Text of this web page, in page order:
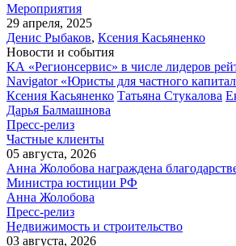
Мероприятия
29 апреля, 2025
Денис Рыбаков, Ксения Касьяненко
Новости и события
КА «Регионсервис» в числе лидеров
Navigator «Юристы для частного
Ксения Касьяненко Татьяна Стукалова
Дарья Балмашнова
Пресс-релиз
Частные клиенты
05 августа, 2026
Анна Жолобова награждена
Министра юстиции РФ
Анна Жолобова
Пресс-релиз
Недвижимость и строительство
03 августа, 2026